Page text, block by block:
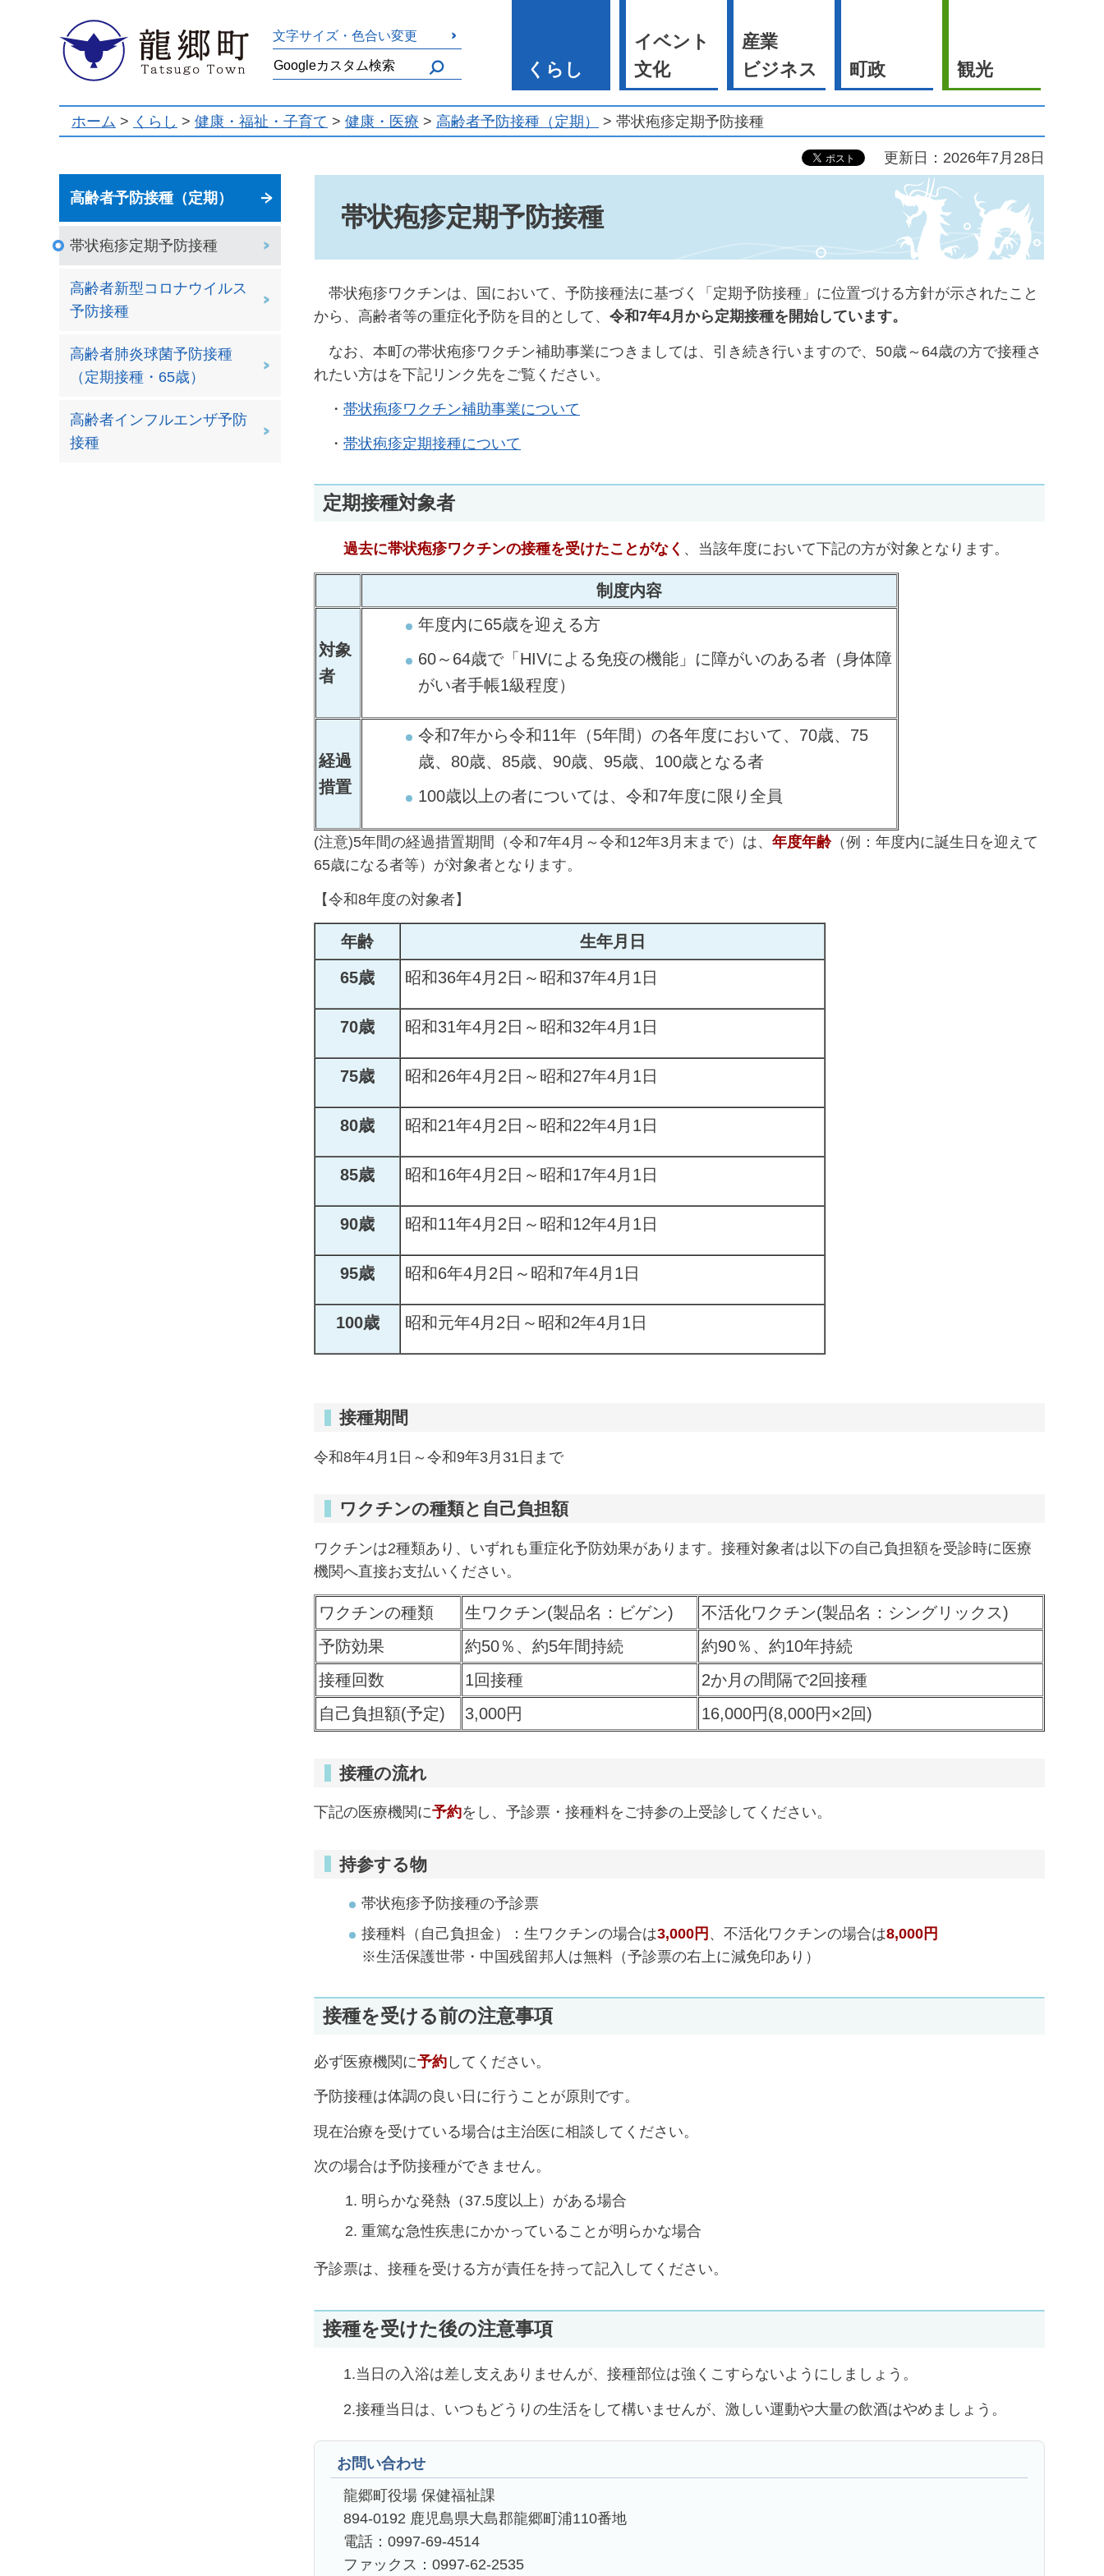
龍郷町 文字サイズ・色合い変更
くらし
イベント
文化
産業
ビジネス
町政 観光
ホーム > くらし > 健康・福祉・子育て > 健康・医療 > 高齢者予防接種（定期） > 帯状疱疹定期予防接種
更新日：2026年7月28日
高齢者予防接種（定期）
帯状疱疹定期予防接種
高齢者新型コロナウイルス
予防接種
高齢者肺炎球菌予防接種
（定期接種・65歳）
高齢者インフルエンザ予防
接種
帯状疱疹定期予防接種
帯状疱疹ワクチンは、国において、予防接種法に基づく「定期予防接種」に位置づける方針が示されたこと
から、高齢者等の重症化予防を目的として、 令和7年4月から定期接種を開始しています。
なお、本町の帯状疱疹ワクチン補助事業につきましては、引き続き行いますので、50歳～64歳の方で接種さ
れたい方はを下記リンク先をご覧ください。
・ 帯状疱疹ワクチン補助事業について
・ 帯状疱疹定期接種について
定期接種対象者
過去に帯状疱疹ワクチンの接種を受けたことがなく 、当該年度において下記の方が対象となります。
制度内容
対象
者
年度内に65歳を迎える方
60～64歳で「HIVによる免疫の機能」に障がいのある者（身体障
がい者手帳1級程度）
経過
措置
令和7年から令和11年（5年間）の各年度において、70歳、75
歳、80歳、85歳、90歳、95歳、100歳となる者
100歳以上の者については、令和7年度に限り全員
(注意)5年間の経過措置期間（令和7年4月～令和12年3月末まで）は、 年度年齢（例：年度内に誕生日を迎えて
65歳になる者等）が対象者となります。
【令和8年度の対象者】
年齢
生年月日
65歳
昭和36年4月2日～昭和37年4月1日
70歳 昭和31年4月2日～昭和32年4月1日
75歳 昭和26年4月2日～昭和27年4月1日
80歳 昭和21年4月2日～昭和22年4月1日
85歳 昭和16年4月2日～昭和17年4月1日
90歳 昭和11年4月2日～昭和12年4月1日
95歳 昭和6年4月2日～昭和7年4月1日
100歳 昭和元年4月2日～昭和2年4月1日
接種期間
令和8年4月1日～令和9年3月31日まで
ワクチンの種類と自己負担額
ワクチンは2種類あり、いずれも重症化予防効果があります。接種対象者は以下の自己負担額を受診時に医療
機関へ直接お支払いください。
ワクチンの種類 生ワクチン(製品名：ビゲン)
不活化ワクチン(製品名：シングリックス)
予防効果
約50％、約5年間持続
約90％、約10年持続
接種回数
1回接種
2か月の間隔で2回接種
自己負担額(予定)
3,000円 16,000円(8,000円×2回)
接種の流れ
下記の医療機関に予約をし、予診票・接種料をご持参の上受診してください。
持参する物
帯状疱疹予防接種の予診票
接種料（自己負担金）：生ワクチンの場合は3,000円 、不活化ワクチンの場合は8,000円
※生活保護世帯・中国残留邦人は無料（予診票の右上に減免印あり）
接種を受ける前の注意事項
必ず医療機関に予約 してください。
予防接種は体調の良い日に行うことが原則です。
現在治療を受けている場合は主治医に相談してください。
次の場合は予防接種ができません。
明らかな発熱（37.5度以上）がある場合
重篤な急性疾患にかかっていることが明らかな場合
予診票は、接種を受ける方が責任を持って記入してください。
接種を受けた後の注意事項
1.当日の入浴は差し支えありませんが、接種部位は強くこすらないようにしましょう。
2.接種当日は、いつもどうりの生活をして構いませんが、激しい運動や大量の飲酒はやめましょう。
お問い合わせ
龍郷町役場 保健福祉課
894-0192 鹿児島県大島郡龍郷町浦110番地
電話：0997-69-4514
ファックス：0997-62-2535